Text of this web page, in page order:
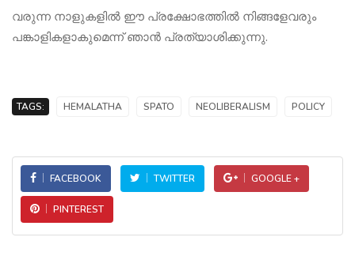
വരുന്ന നാളുകളിൽ ഈ പ്രക്ഷോഭത്തിൽ നിങ്ങളേവരും
പങ്കാളികളാകുമെന്ന് ഞാൻ പ്രത്യാശിക്കുന്നു.
TAGS: HEMALATHA SPATO NEOLIBERALISM POLICY
FACEBOOK TWITTER GOOGLE +
PINTEREST